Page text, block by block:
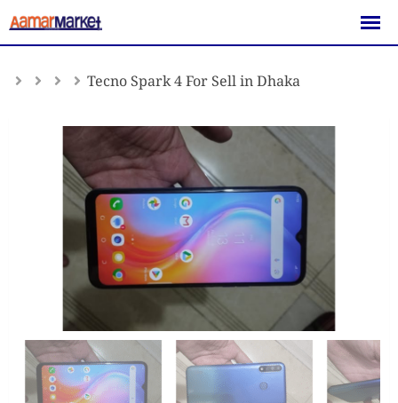
Skip
to
Tecno Spark 4 For Sell in Dhaka